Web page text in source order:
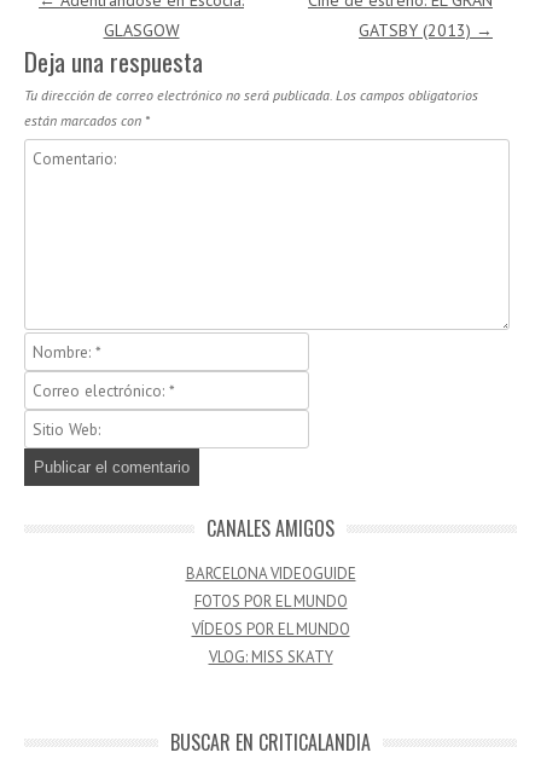
GLASGOW
GATSBY (2013) →
Deja una respuesta
Tu dirección de correo electrónico no será publicada. Los campos obligatorios
están marcados con *
CANALES AMIGOS
BARCELONA VIDEOGUIDE
FOTOS POR EL MUNDO
VÍDEOS POR EL MUNDO
VLOG: MISS SKATY
BUSCAR EN CRITICALANDIA